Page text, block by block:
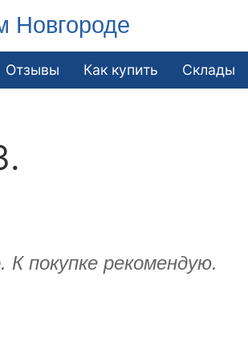
Новгороде
Отзывы Как купить Склады
покупке рекомендую.